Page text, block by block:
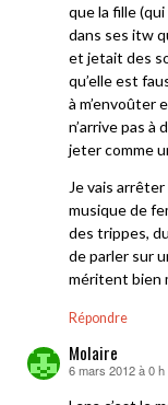
que la fille
dans ses itw
et jetait des
qu’elle est
à m’envoûter
n’arrive pas à
jeter comme
Je vais
musique de
des trippes,
de parler sur
méritent bien
Répondre
Molaire
dit :
6 mars 2012 à 0 h